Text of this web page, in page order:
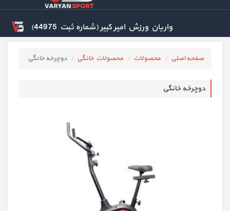
واریان ورزش امیر کبیر (شماره ثبت 44975)
صفحه اصلی محصولات محصولات خانگی دوچرخه خانگی
دوچرخه خانگی